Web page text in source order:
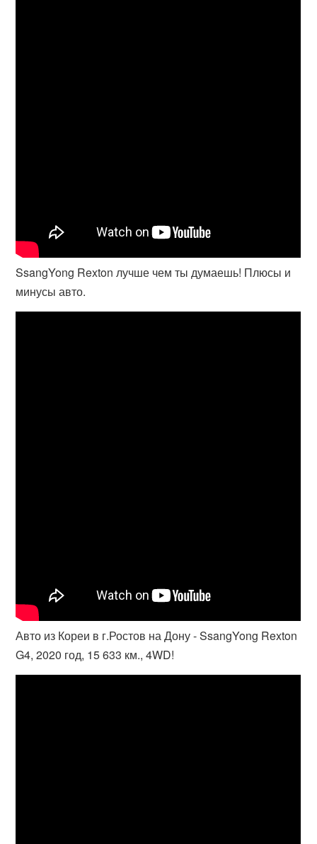
SsangYong Rexton лучше чем ты думаешь! Плюсы и
минусы авто.
Авто из Кореи в г.Ростов на Дону - SsangYong Rexton
G4, 2020 год, 15 633 км., 4WD!